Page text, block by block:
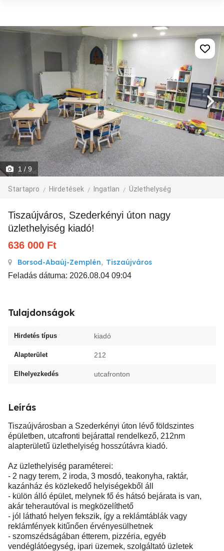
1 / 9
Startapro Hirdetések Ingatlan Üzlethelység
Tiszaújváros, Szederkényi úton nagy
üzlethelyiség kiadó!
636 000 Ft
Borsod-Abaúj-Zemplén, Tiszaújváros
Feladás dátuma: 2026.08.04 09:04
Tulajdonságok
Hirdetés típus kiadó
Alapterület 212
Elhelyezkedés utcafronton
Leírás
Tiszaújvárosban a Szederkényi úton lévő földszintes
épületben, utcafronti bejárattal rendelkező, 212nm
alapterületű üzlethelyiség hosszútávra kiadó.
Az üzlethelyiség paraméterei:
- 2 nagy terem, 2 iroda, 3 mosdó, teakonyha, raktár,
kazánház és közlekedő helyiségekből áll
- külön álló épület, melynek fő és hátsó bejárata is van,
akár teherautóval is megközelíthető
- jól látható helyen fekszik, így a reklámtáblák vagy
reklámfények kitűnően érvényesülhetnek
- szomszédságában étterem, pizzéria, egyéb
vendéglátóegység, ipari üzemek, szolgáltató üzletek